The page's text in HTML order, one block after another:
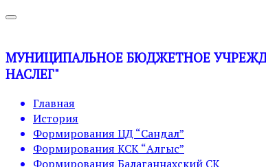
МУНИЦИПАЛЬНОЕ БЮДЖЕТНОЕ
НАСЛЕГ"
Главная
История
Формирования ЦД “Сандал”
Формирования КСК “Алгыс”
Формирования Балаганнахский СК